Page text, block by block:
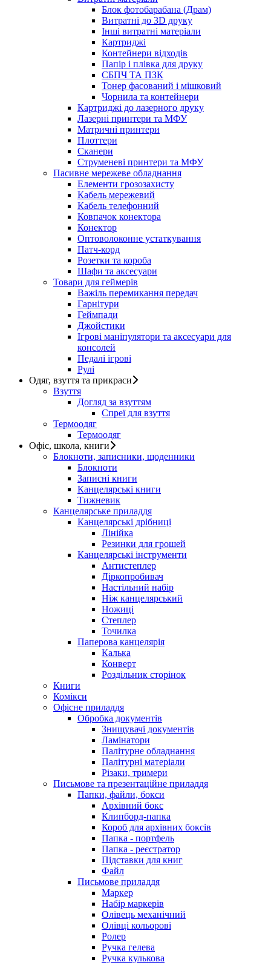
Блок фотобарабана (Драм)
Витратні до 3D друку
Інші витратні матеріали
Картриджі
Контейнери відходів
Папір і плівка для друку
СБПЧ ТА ПЗК
Тонер фасований і мішковий
Чорнила та контейнери
Картриджі до лазерного друку
Лазерні принтери та МФУ
Матричні принтери
Плоттери
Сканери
Струменеві принтери та МФУ
Пасивне мережеве обладнання
Елементи грозозахисту
Кабель мережевий
Кабель телефонний
Ковпачок конектора
Конектор
Оптоволоконне устаткування
Патч-корд
Розетки та короба
Шафи та аксесуари
Товари для геймерів
Важіль перемикання передач
Гарнітури
Геймпади
Джойстики
Ігрові маніпулятори та аксесуари для
консолей
Педалі ігрові
Рулі
Одяг, взуття та прикраси
Взуття
Догляд за взуттям
Спреї для взуття
Термоодяг
Термоодяг
Офіс, школа, книги
Блокноти, записники, щоденники
Блокноти
Записні книги
Канцелярські книги
Тижневик
Канцелярське приладдя
Канцелярські дрібниці
Лінійка
Резинки для грошей
Канцелярські інструменти
Антистеплер
Діркопробивач
Настільний набір
Ніж канцелярський
Ножиці
Степлер
Точилка
Паперова канцелярія
Калька
Конверт
Роздільник сторінок
Книги
Комікси
Офісне приладдя
Обробка документів
Знищувачі документів
Ламінатори
Палітурне обладнання
Палітурні матеріали
Різаки, тримери
Письмове та презентаційне приладдя
Папки, файли, бокси
Архівний бокс
Клипборд-папка
Короб для архівних боксів
Папка - портфель
Папка - реєстратор
Підставки для книг
Файл
Письмове приладдя
Маркер
Набір маркерів
Олівець механічний
Олівці кольорові
Ролер
Ручка гелева
Ручка кулькова